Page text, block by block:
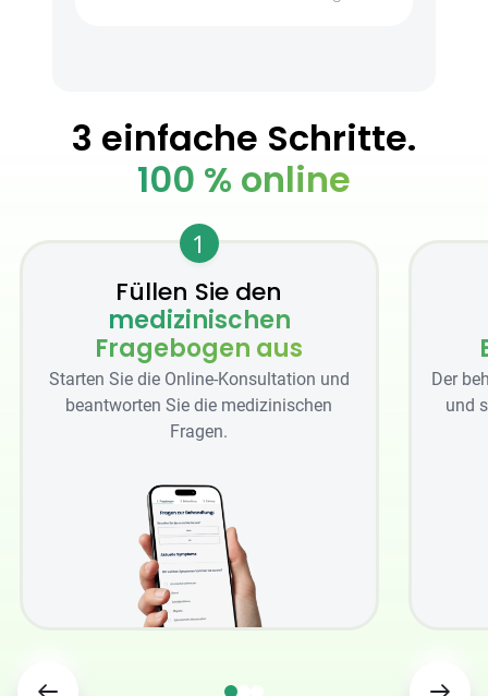
3 einfache Schritte.
100 % online
1
Füllen Sie den
medizinischen
Fragebogen aus
Starten Sie die Online-Konsultation und
beantworten Sie die medizinischen
Fragen.
Der
und